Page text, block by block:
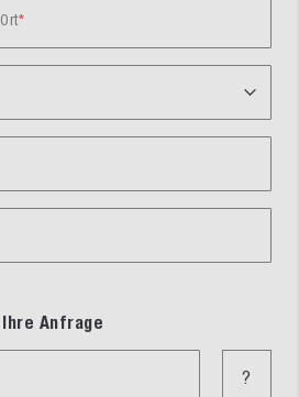
Ort
Ihre Anfrage
?